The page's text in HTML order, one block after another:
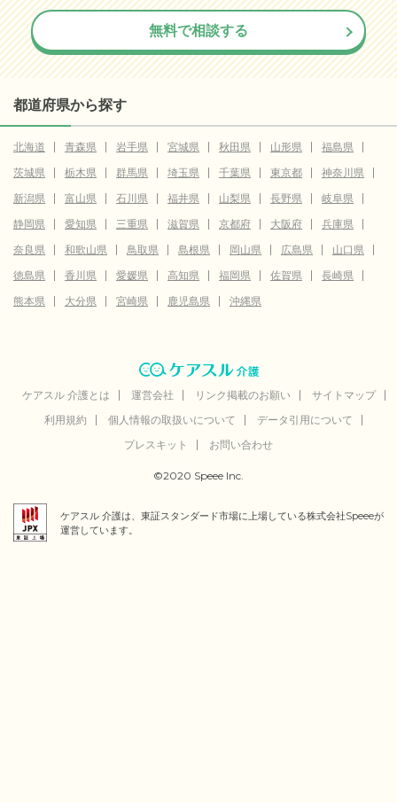
無料で相談する
都道府県から探す
北海道 青森県 岩手県 宮城県 秋田県 山形県
福島県
茨城県
栃木県 群馬県 埼玉県 千葉県 東京都
神奈川県
新潟県
富山県 石川県 福井県 山梨県 長野県
岐阜県
静岡県
愛知県 三重県 滋賀県 京都府 大阪府
兵庫県
奈良県
和歌山県 鳥取県 島根県 岡山県 広島県
山口県
徳島県
香川県 愛媛県 高知県 福岡県 佐賀県
長崎県
熊本県
大分県 宮崎県 鹿児島県 沖縄県
ケアスル 介護とは 運営会社 リンク掲載のお願い
サイトマップ
利用規約
個人情報の取扱いについて
データ引用について
プレスキット
お問い合わせ
©2020 Speee Inc.
ケアスル 介護は、東証スタンダード市場に上場している株式会社Speeeが
運営しています。